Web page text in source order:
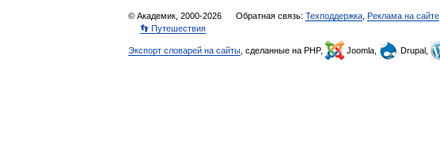
© Академик, 2000-2026 Обратная связь: Техподдержка Реклама на сайте
👣 Путешествия
Экспорт словарей на сайты , сделанные на PHP, Joomla, Drupal,